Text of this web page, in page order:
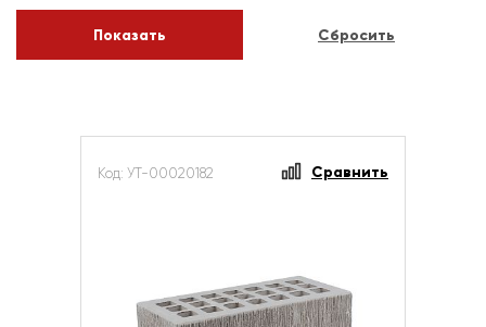
Код: УТ-00020182 Сравнить